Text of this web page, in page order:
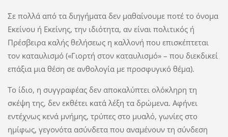
Σε πολλά από τα διηγήματα δεν μαθαίνουμε ποτέ το όνομα
Εκείνου ή Εκείνης, την ιδιότητα, αν είναι πολιτικός ή
Πρέσβειρα καλής θελήσεως η καλλονή που επισκέπτεται
τον καταυλισμό («Γιορτή στον καταυλισμό» – που διεκδικεί
επάξια μια θέση σε ανθολογία με προσφυγικό θέμα).
Το ίδιο, η συγγραφέας δεν αποκαλύπτει ολόκληρη τη
σκέψη της, δεν εκθέτει κατά λέξη τα δρώμενα. Αφήνει
εντέχνως κενά μνήμης, τρύπες στο μυαλό, γωνίες στο
ημίφως, γεγονότα ασύνδετα που αναμένουν τη σύνδεση